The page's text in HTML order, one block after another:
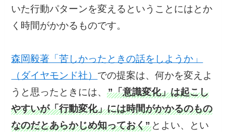
いた行動パターンを変えるということにはとか
く時間がかかるものです。
森岡毅著「苦しかったときの話をしようか」
（ダイヤモンド社） での提案は、何かを変えよ
うと思ったときには、”「意識変化」は起こし
やすいが「行動変化」には時間がかかるのもの
なのだとあらかじめ知っておく” とよい、とい